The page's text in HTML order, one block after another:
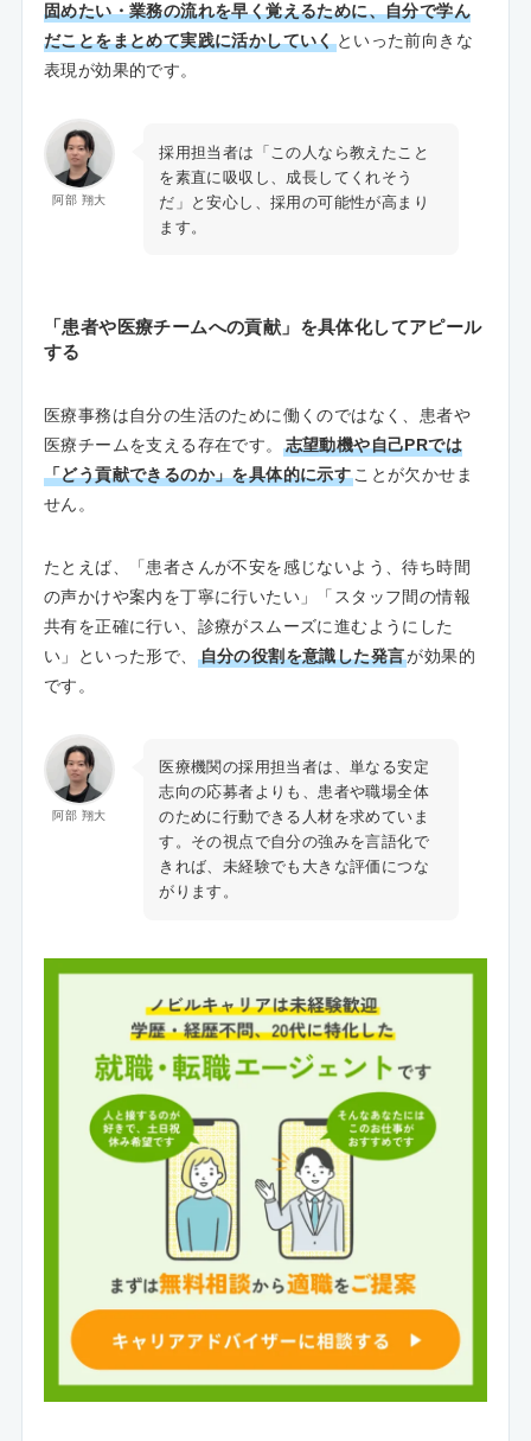
固めたい・業務の流れを早く覚えるために、自分で学ん
だことをまとめて実践に活かしていくといった前向きな
表現が効果的です。
阿部 翔大
採用担当者は「この人なら教えたこと
を素直に吸収し、成長してくれそう
だ」と安心し、採用の可能性が高まり
ます。
「患者や医療チームへの貢献」を具体化してアピール
する
医療事務は自分の生活のために働くのではなく、患者や
医療チームを支える存在です。
志望動機や自己PRでは
「どう貢献できるのか」を具体的に示す ことが欠かせま
せん。
たとえば、「患者さんが不安を感じないよう、待ち時間
の声かけや案内を丁寧に行いたい」「スタッフ間の情報
共有を正確に行い、診療がスムーズに進むようにした
い」といった形で、
自分の役割を意識した発言が効果的
です。
阿部 翔大
医療機関の採用担当者は、単なる安定
志向の応募者よりも、患者や職場全体
のために行動できる人材を求めていま
す。その視点で自分の強みを言語化で
きれば、未経験でも大きな評価につな
がります。